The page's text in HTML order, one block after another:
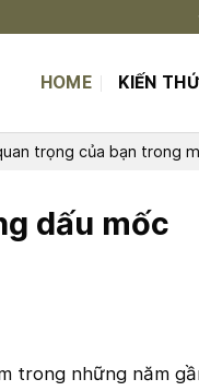
HOME KIẾN
trọng của bạn trong
dấu mốc
trong những năm